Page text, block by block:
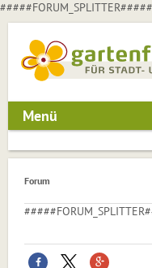
#####FORUM_SPLITTER#####
Menü
Forum